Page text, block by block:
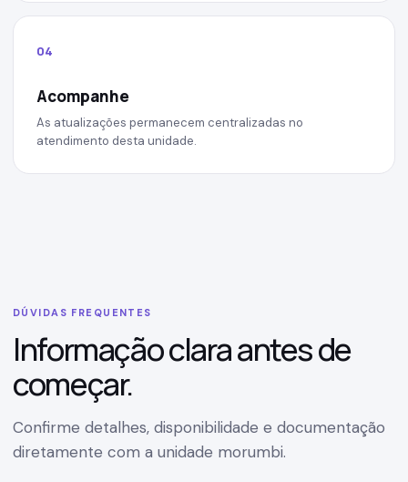
04
Acompanhe
As atualizações permanecem centralizadas no
atendimento desta unidade.
DÚVIDAS FREQUENTES
Informação clara antes de
começar.
Confirme detalhes, disponibilidade e documentação
diretamente com a unidade morumbi.